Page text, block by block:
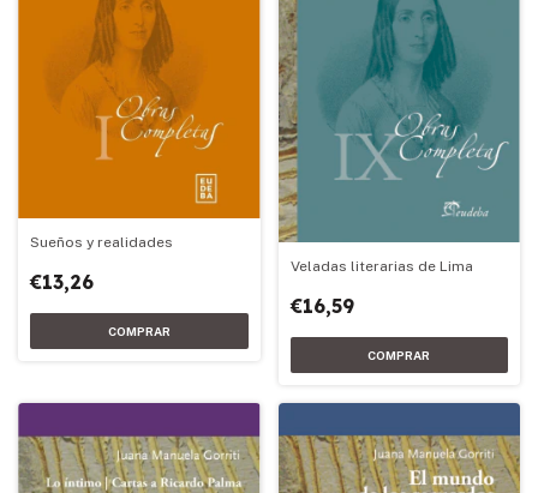
Sueños y realidades
€13,26
Veladas literarias de Lima
€16,59